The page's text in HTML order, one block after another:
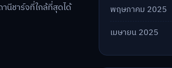
นีชาร์จที่ใกล้ที่สุดได้
พฤษภาคม 2025
เมษายน 2025